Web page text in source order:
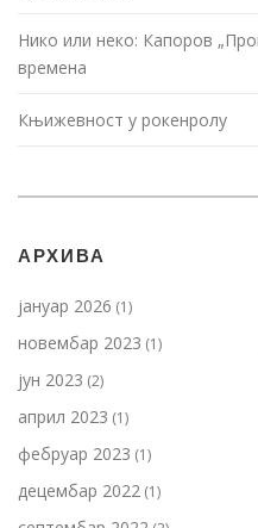
Нико или неко: Капоров
времена
Књижевност у рокенролу
АРХИВА
јануар 2026 (1)
новембар 2023 (1)
јун 2023 (2)
април 2023 (1)
фебруар 2023 (1)
децембар 2022 (1)